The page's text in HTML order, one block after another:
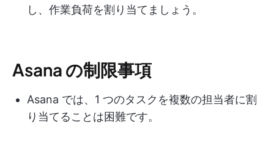
し、作業負荷を割り当てましょう。
Asana の制限事項
Asana では、1 つのタスクを複数の担当者に割
り当てることは困難です。